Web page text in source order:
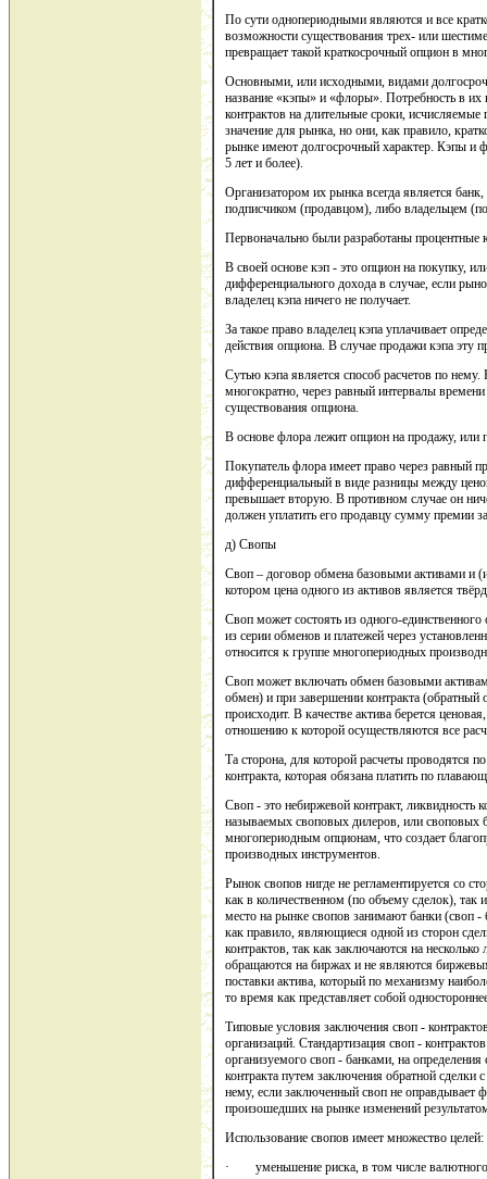
По сути однопериодными являются и все
возможности существования трех- или
превращает такой краткосрочный опцион в
Основными, или исходными, видами
название «кэпы» и «флоры». Потребность в
контрактов на длительные сроки,
значение для рынка, но они, как правило,
рынке имеют долгосрочный характер. Кэпы и
5 лет и более).
Организатором их рынка всегда является
подписчиком (продавцом), либо владельцем
Первоначально были разработаны
В своей основе кэп - это опцион на покупку,
дифференциального дохода в случае, если
владелец кэпа ничего не получает.
За такое право владелец кэпа уплачивает
действия опциона. В случае продажи кэпа эту
Сутью кэпа является способ расчетов по
многократно, через равный интервалы
существования опциона.
В основе флора лежит опцион на продажу, или
Покупатель флора имеет право через равный
дифференциальный в виде разницы между
превышает вторую. В противном случае он
должен уплатить его продавцу сумму премии
д) Свопы
Своп – договор обмена базовыми активами и
котором цена одного из активов является
Своп может состоять из одного-
из серии обменов и платежей через
относится к группе многопериодных
Своп может включать обмен базовыми
обмен) и при завершении контракта
происходит. В качестве актива берется
отношению к которой осуществляются все
Та сторона, для которой расчеты проводятся
контракта, которая обязана платить по
Своп - это небиржевой контракт, ликвидность
называемых своповых дилеров, или своповых
многопериодным опционам, что создает
производных инструментов.
Рынок свопов нигде не регламентируется со
как в количественном (по объему сделок), так
место на рынке свопов занимают банки (своп
как правило, являющиеся одной из сторон
контрактов, так как заключаются на
обращаются на биржах и не являются
поставки актива, который по механизму
то время как представляет собой
Типовые условия заключения своп -
организаций. Стандартизация своп -
организуемого своп - банками, на
контракта путем заключения обратной сделки
нему, если заключенный своп не
произошедших на рынке изменений
Использование свопов имеет множество целей:
· уменьшение риска, в том числе